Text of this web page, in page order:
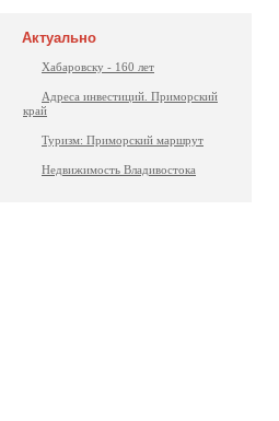
Актуально
Хабаровску - 160 лет
Адреса инвестиций. Приморский
край
Туризм: Приморский маршрут
Недвижимость Владивостока